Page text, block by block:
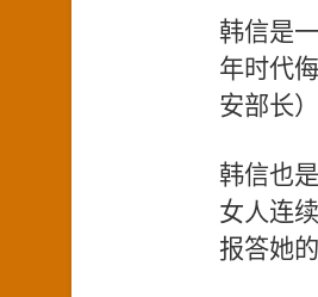
韩信是
年时代
安部长）
韩信也
女人连
报答她